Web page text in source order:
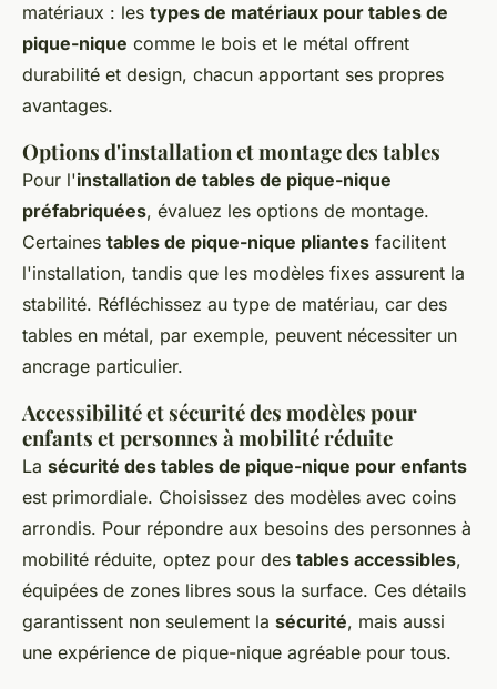
matériaux : les types de matériaux pour tables de
pique-nique comme le bois et le métal offrent
durabilité et design, chacun apportant ses propres
avantages.
Options d'installation et montage des tables
Pour l'installation de tables de pique-nique
préfabriquées, évaluez les options de montage.
Certaines tables de pique-nique pliantes facilitent
l'installation, tandis que les modèles fixes assurent la
stabilité. Réfléchissez au type de matériau, car des
tables en métal, par exemple, peuvent nécessiter un
ancrage particulier.
Accessibilité et sécurité des modèles pour
enfants et personnes à mobilité réduite
La sécurité des tables de pique-nique pour enfants
est primordiale. Choisissez des modèles avec coins
arrondis. Pour répondre aux besoins des personnes à
mobilité réduite, optez pour des tables accessibles,
équipées de zones libres sous la surface. Ces détails
garantissent non seulement la sécurité, mais aussi
une expérience de pique-nique agréable pour tous.